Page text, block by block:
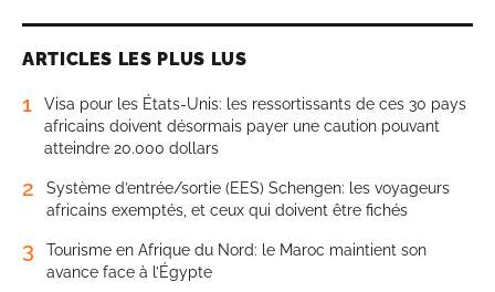
ARTICLES LES PLUS LUS
1
Visa pour les États-Unis: les ressortissants de ces 30 pays
africains doivent désormais payer une caution pouvant
atteindre 20.000 dollars
2
Système d’entrée/sortie (EES) Schengen: les voyageurs
africains exemptés, et ceux qui doivent être fichés
3
Tourisme en Afrique du Nord: le Maroc maintient son
avance face à l’Égypte